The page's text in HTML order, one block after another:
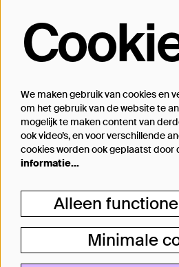
Op de hoogte
Steun
Je kunt Theater
een kleine donatie bij
kaartje tot aan
We maken gebruik van cookies en
om het gebruik van de website te
mogelijk te maken content van
ook video’s, en voor verschillende
cookies worden ook geplaatst door
informatie…
Alleen
Minimale